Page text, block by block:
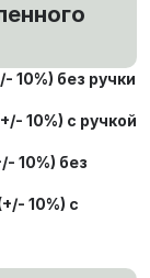
10%) без ручки
10%) с ручкой
10%) без
10%) с